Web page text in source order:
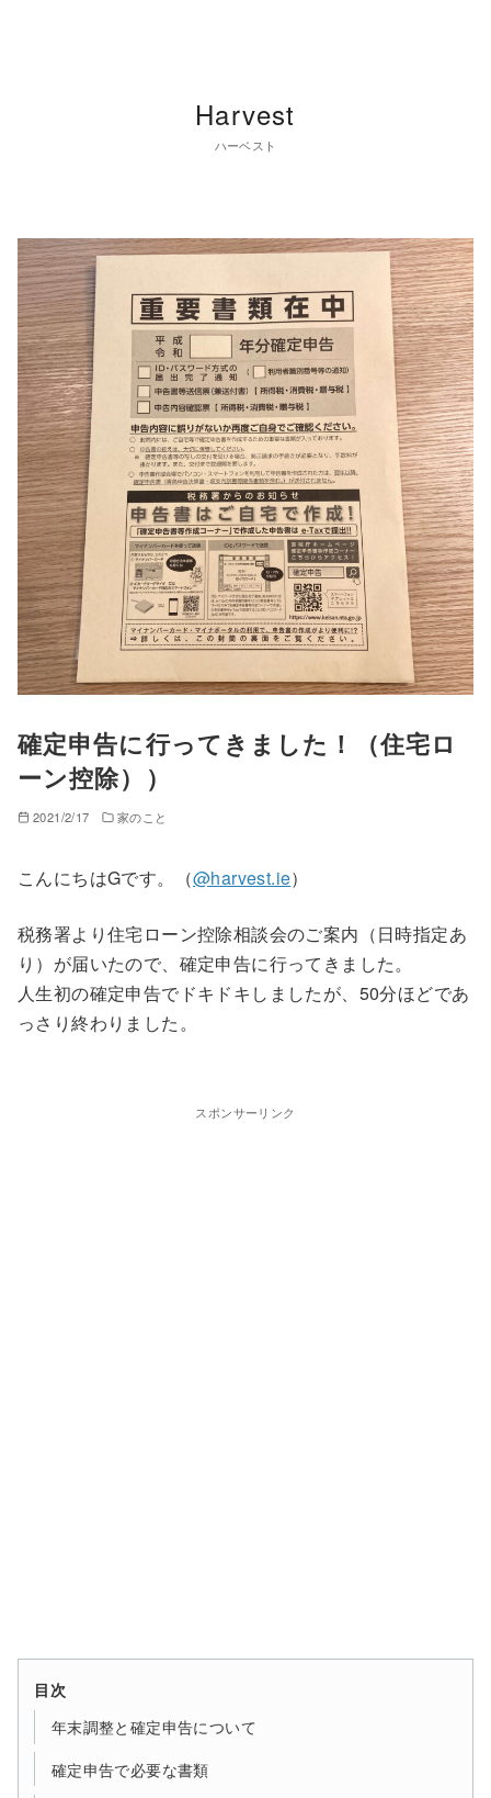
Harvest
ハーベスト
確定申告に行ってきました！（住宅ロ
ーン控除））
2021/2/17 家のこと
こんにちはGです。（@harvest.ie）
税務署より住宅ローン控除相談会のご案内（日時指定あ
り）が届いたので、確定申告に行ってきました。
人生初の確定申告でドキドキしましたが、50分ほどであ
っさり終わりました。
スポンサーリンク
目次
年末調整と確定申告について
確定申告で必要な書類